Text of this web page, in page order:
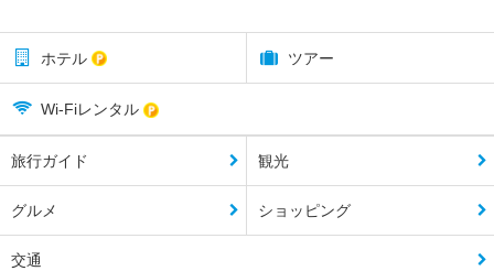
ホテル ツアー
Wi-Fiレンタル
旅行ガイド 観光
グルメ ショッピング
交通